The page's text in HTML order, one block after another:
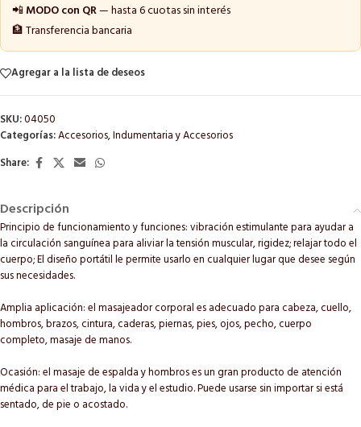
📲MODO con QR— hasta 6 cuotas sin interés
🏦 Transferencia bancaria
Agregar a la lista de deseos
SKU:04050
Categorías:Accesorios,Indumentaria y Accesorios
Share:
Descripción
Principio de funcionamiento y funciones: vibración estimulante para ayudar a
la circulación sanguínea para aliviar la tensión muscular, rigidez; relajar todo el
cuerpo; El diseño portátil le permite usarlo en cualquier lugar que desee según
sus necesidades.
Amplia aplicación: el masajeador corporal es adecuado para cabeza, cuello,
hombros, brazos, cintura, caderas, piernas, pies, ojos, pecho, cuerpo
completo, masaje de manos.
Ocasión: el masaje de espalda y hombros es un gran producto de atención
médica para el trabajo, la vida y el estudio. Puede usarse sin importar si está
sentado, de pie o acostado.